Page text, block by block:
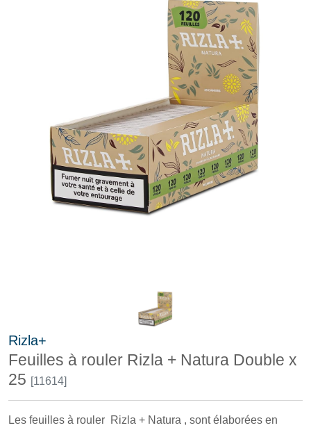
Rizla+
Feuilles à rouler Rizla + Natura Double x
25 [11614]
Les feuilles à rouler Rizla + Natura , sont élaborées en